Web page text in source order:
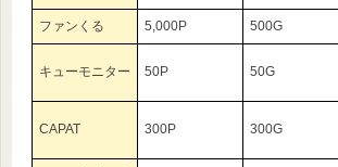
ファンくる 5,000P 500G
キューモニター 50P 50G
CAPAT 300P 300G